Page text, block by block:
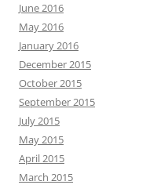
June 2016
May 2016
January 2016
December 2015
October 2015
September 2015
July 2015
May 2015
April 2015
March 2015